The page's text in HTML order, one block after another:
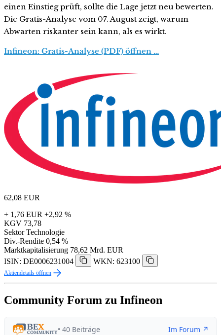
einen Einstieg prüft, sollte die Lage jetzt neu bewerten.
Die Gratis-Analyse vom 07. August zeigt, warum
Abwarten riskanter sein kann, als es wirkt.
Infineon: Gratis-Analyse (PDF) öffnen …
62,08 EUR
+ 1,76 EUR +2,92 %
KGV 73,78
Sektor Technologie
Div.-Rendite 0,54 %
Marktkapitalisierung 78,62 Mrd. EUR
ISIN: DE0006231004
WKN: 623100
Aktiendetails öffnen
Community Forum zu Infineon